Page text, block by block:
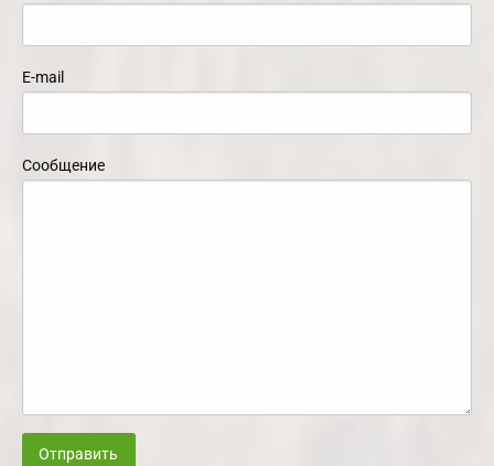
E-mail
Сообщение
Отправить